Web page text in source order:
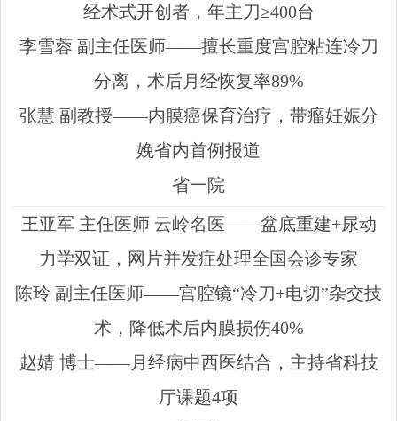
经术式开创者，年主刀≥400台
李雪蓉 副主任医师——擅长重度宫腔粘连冷刀
分离，术后月经恢复率89%
张慧 副教授——内膜癌保育治疗，带瘤妊娠分
娩省内首例报道
省一院
王亚军 主任医师 云岭名医——盆底重建+尿动
力学双证，网片并发症处理全国会诊专家
陈玲 副主任医师——宫腔镜“冷刀+电切”杂交技
术，降低术后内膜损伤40%
赵婧 博士——月经病中西医结合，主持省科技
厅课题4项